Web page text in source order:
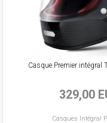
Casque Premier intégral
329,00
Casques Intégral